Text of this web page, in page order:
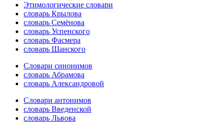
Этимологические словари
словарь Крылова
словарь Семёнова
словарь Успенского
словарь Фасмера
словарь Шанского
Словари синонимов
словарь Абрамова
словарь Александровой
Словари антонимов
словарь Введенской
словарь Львова